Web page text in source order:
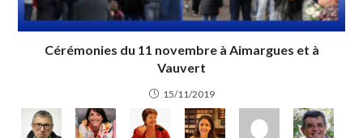
Cérémonies du 11 novembre à Aimargues et à
Vauvert
15/11/2019